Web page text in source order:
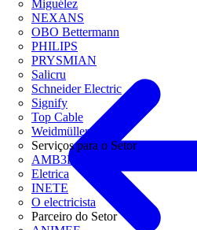
Miguélez
NEXANS
OBO Bettermann
PHILIPS
PRYSMIAN
Salicru
Schneider Electric
Signify
Top Cable
Weidmüller
Serviços para o Setor
AMB3E
Eletrica
INETE
O electricista
Parceiro do Setor